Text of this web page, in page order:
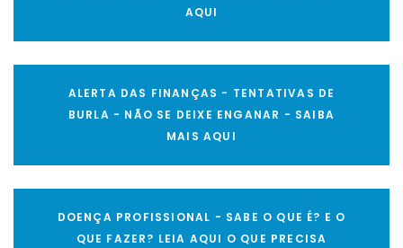
AQUI
ALERTA DAS FINANÇAS - TENTATIVAS DE
BURLA - NÃO SE DEIXE ENGANAR - SAIBA
MAIS AQUI
DOENÇA PROFISSIONAL - SABE O QUE É? E O
QUE FAZER? LEIA AQUI O QUE PRECISA